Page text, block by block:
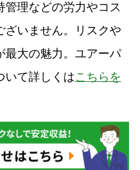
管理などの労力やコス
ざいません。リスクや
最大の魅力。ユアーパ
いて詳しくはこちらを